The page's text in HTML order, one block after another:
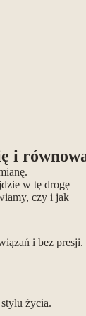
i
w tę drogę
czy i jak
i bez presji.
życia.